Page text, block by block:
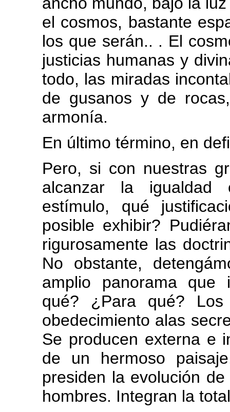
el cosmos, bastante
los que serán.. . El
justicias humanas y
todo, las miradas
de gusanos y de
armonía.
En último término, en
Pero, si con nuestras
alcanzar la igualdad
estímulo, qué
posible exhibir?
rigurosamente las
No obstante,
amplio panorama que
qué? ¿Para qué?
obedecimiento alas
Se producen externa e
de un hermoso
presiden la evolución
hombres. Integran la